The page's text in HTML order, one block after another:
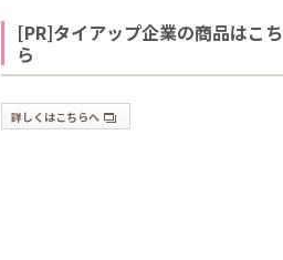
[PR]タイアップ企業の商品はこち
ら
詳しくはこちらへ